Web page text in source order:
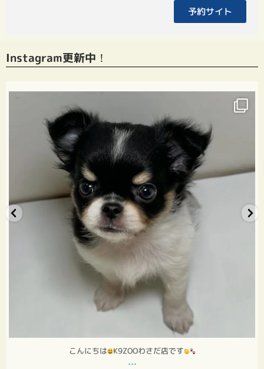
予約サイト
Instagram更新中！
こんにちは K9ZOOわさだ店です
...